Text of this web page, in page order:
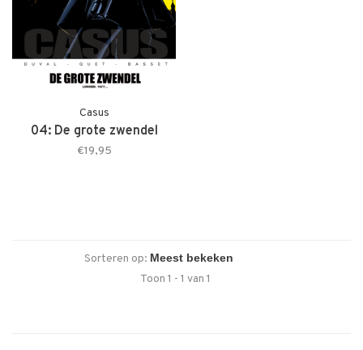
Casus
04: De grote zwendel
€19,95
Sorteren op:
Toon 1 - 1 van 1